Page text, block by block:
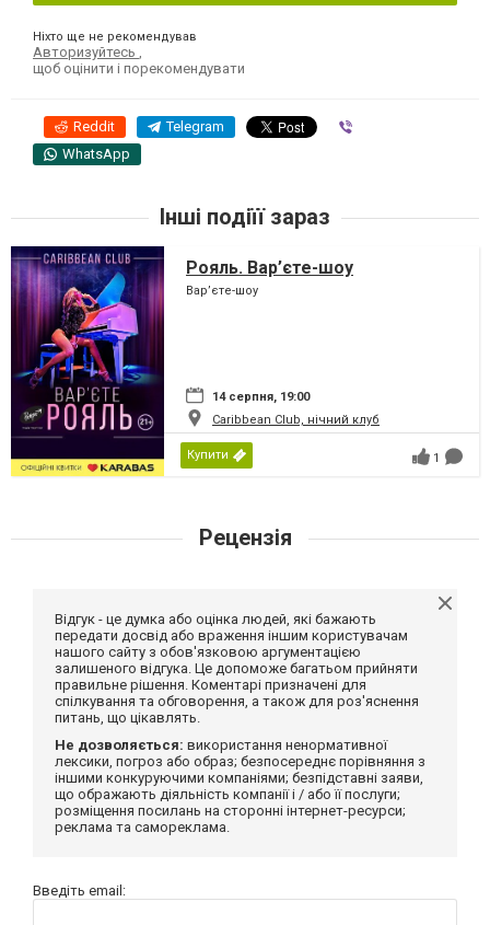
Ніхто ще не рекомендував
Авторизуйтесь
щоб оцінити і порекомендувати
Reddit Telegram
WhatsApp
Інші подіїї зараз
Рояль. Вар’єте-шоу
Вар’єте-шоу
14 серпня, 19:00
Caribbean Club, нічний клуб
Купити 1
Рецензія
Відгук - це думка або оцінка людей, які бажають
передати досвід або враження іншим користувачам
нашого сайту з обов'язковою аргументацією
залишеного відгука. Це допоможе багатьом прийняти
правильне рішення. Коментарі призначені для
спілкування та обговорення, а також для роз'яснення
питань, що цікавлять.
Не дозволяється: використання ненормативної
лексики, погроз або образ; безпосереднє порівняння з
іншими конкуруючими компаніями; безпідставні заяви,
що ображають діяльність компанії і / або її послуги;
розміщення посилань на сторонні інтернет-ресурси;
реклама та самореклама.
Введіть email: